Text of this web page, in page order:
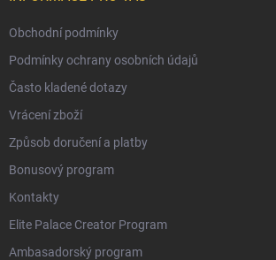
Obchodní podmínky
Podmínky ochrany osobních údajů
Často kladené dotazy
Vrácení zboží
Způsob doručení a platby
Bonusový program
Kontakty
Elite Palace Creator Program
Ambasadorský program